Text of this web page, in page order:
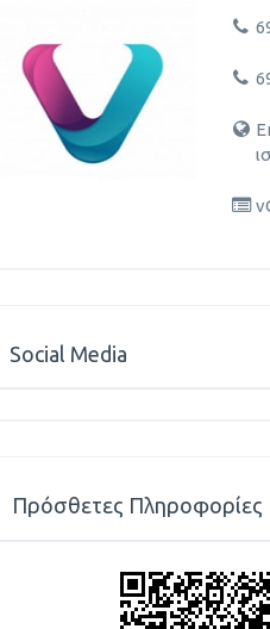
Social Media
Πρόσθετες Πληροφορίες